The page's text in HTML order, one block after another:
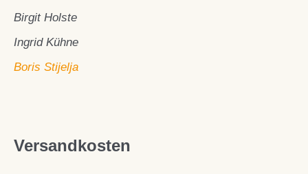
Birgit Holste
Ingrid Kühne
Boris Stijelja
Versandkosten